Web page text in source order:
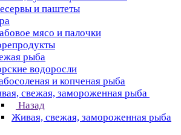
и паштеты
мясо и палочки
рыба
водоросли
и копченая рыба
свежая, замороженная рыба
Назад
Живая, свежая, замороженная рыба